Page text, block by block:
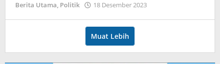
Berita Utama, Politik 18 Desember 2023
Muat Lebih